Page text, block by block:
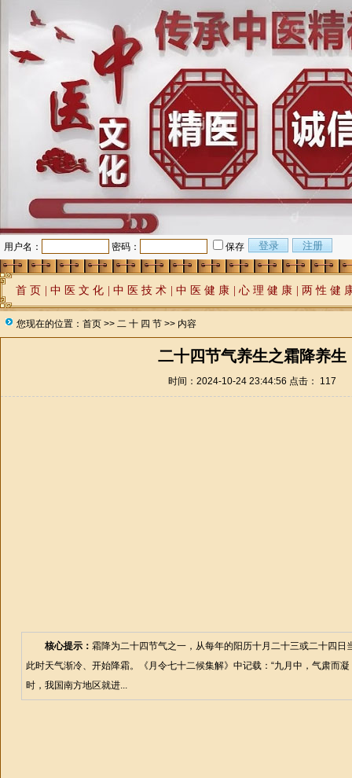
用户名： 密码： 保存
首 页 中 医 文 化 中 医 技 术 中 医 健 康 心 理 健 康 两 性 健
您现在的位置： 首页 >> 二 十 四 节 >> 内容
二十四节气养生之霜降养生
时间：2024-10-24 23:44:56 点击： 117
核心提示： 霜降为二十四节气之一，从每年的阳历十月二十三或二十四日
此时天气渐冷、开始降霜。《月令七十二候集解》中记载：“九月中，气肃而
时，我国南方地区就进...